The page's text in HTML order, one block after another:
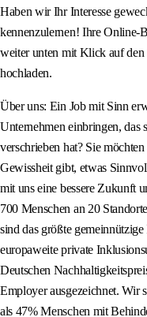
Haben wir Ihr Interesse
kennenzulernen! Ihre
weiter unten mit Klick auf den
hochladen.
Über uns: Ein Job mit Sinn
Unternehmen einbringen,
verschrieben hat? Sie
Gewissheit gibt, etwas
mit uns eine bessere Zukunft
700 Menschen an 20
sind das größte
europaweite private
Deutschen
Employer ausgezeichnet. Wir
als 47% Menschen mit